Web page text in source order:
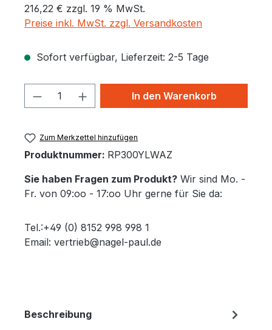
216,22 € zzgl. 19 % MwSt.
Preise inkl. MwSt. zzgl. Versandkosten
Sofort verfügbar, Lieferzeit: 2-5 Tage
Produkt Anzahl: Gib den
In den Warenkorb
Zum Merkzettel hinzufügen
Produktnummer: RP300YLWAZ
Sie haben Fragen zum Produkt? Wir sind Mo. -
Fr. von 09:oo - 17:oo Uhr gerne für Sie da:
Tel.:+49 (0) 8152 998 998 1
Email: vertrieb@nagel-paul.de
Beschreibung